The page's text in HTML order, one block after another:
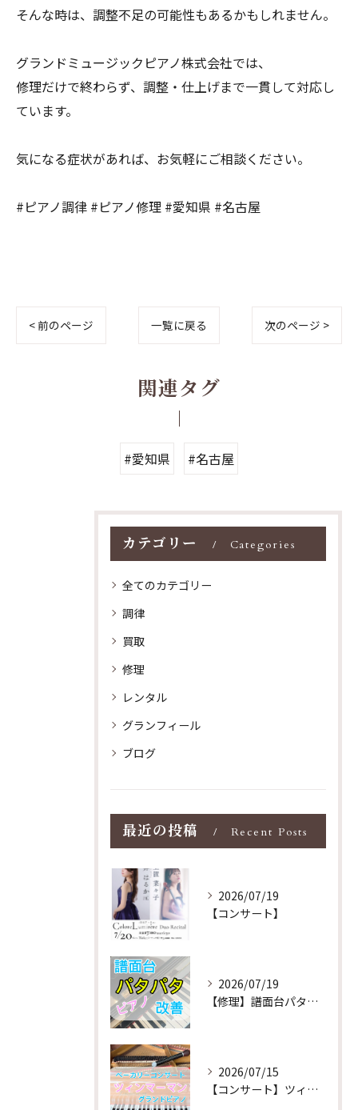
そんな時は、調整不足の可能性もあるかもしれません。
グランドミュージックピアノ株式会社では、
修理だけで終わらず、調整・仕上げまで一貫して対応し
ています。
気になる症状があれば、お気軽にご相談ください。
#ピアノ調律 #ピアノ修理 #愛知県 #名古屋
< 前のページ 一覧に戻る 次のページ >
関連タグ
#愛知県 #名古屋
カテゴリー Categories
全てのカテゴリー
調律
買取
修理
レンタル
グランフィール
ブログ
最近の投稿 Recent Posts
2026/07/19
【コンサート】
2026/07/19
【修理】譜面台パタパタを改善！ストレス解消！
2026/07/15
【コンサート】ツィンマーマンのグランドピアノ♪木目猫足グラン...